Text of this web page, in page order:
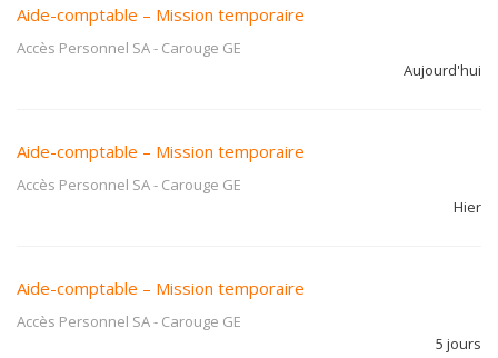
Aide-comptable – Mission temporaire
Accès Personnel SA- Carouge GE
Aujourd'hui
Aide-comptable – Mission temporaire
Accès Personnel SA- Carouge GE
Hier
Aide-comptable – Mission temporaire
Accès Personnel SA- Carouge GE
5 jours